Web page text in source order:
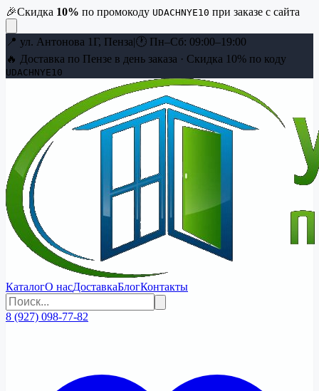
🎉Скидка 10% по промокоду UDACHNYE10 при заказе с сайта
📍 ул. Антонова 1Г, Пенза|🕐 Пн–Сб: 09:00–19:00
🔥 Доставка по Пензе в день заказа · Скидка 10% по коду
UDACHNYE10
КаталогО насДоставкаБлогКонтакты
8 (927) 098-77-82